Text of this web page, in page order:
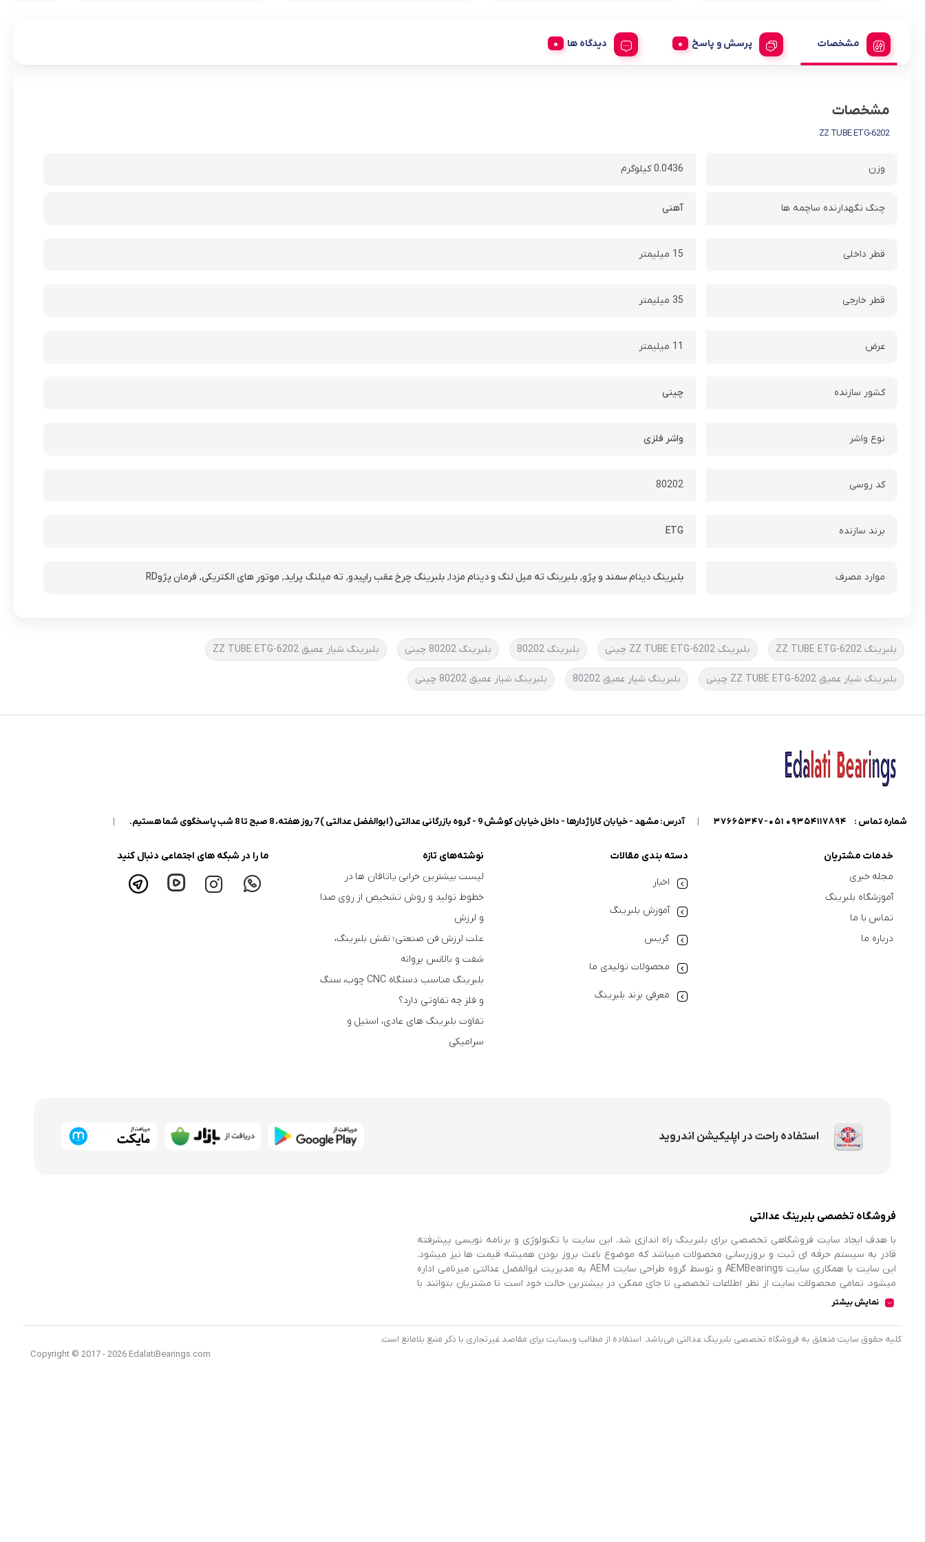
مشخصات پرسش و پاسخ دیدگاه ها
مشخصات
6202-ZZ TUBE ETG
وزن 0.0436 کیلوگرم
چنگ نگهدارنده ساچمه ها آهنی
قطر داخلی 15 میلیمتر
قطر خارجی 35 میلیمتر
عرض 11 میلیمتر
کشور سازنده چینی
نوع واشر واشر فلزی
کد روسی 80202
برند سازنده ETG
موارد مصرف بلبرینگ دینام سمند و پژو,بلبرینگ ته میل لنگ و دینام مزدا,بلبرینگ چرخ عقب راپیدو, ته میلنگ پراید, موتور های الکتریکی, فرمان پژوRD
بلبرینگ 6202-ZZ TUBE ETG بلبرینگ 6202-ZZ TUBE ETG چینی بلبرینگ 80202 بلبرینگ 80202 چینی بلبرینگ شیار عمیق 6202-ZZ TUBE ETG
بلبرینگ شیار عمیق 6202-ZZ TUBE ETG چینی بلبرینگ شیار عمیق 80202 بلبرینگ شیار عمیق 80202 چینی
شماره تماس : 09354117894 051-37665347
| آدرس: مشهد - خیابان گاراژدارها - داخل خیابان کوشش 9 - گروه بازرگانی عدالتی ( ابوالفضل عدالتی ) 7 روز هفته، 8 صبح تا 8 شب پاسخگوی شما هستیم. |
خدمات مشتریان
مجله خبری
آموزشگاه بلبرینگ
تماس با ما
درباره ما
دسته بندی مقالات
اخبار
آموزش بلبرینگ
گریس
محصولات تولیدی ما
معرفی برند بلبرینگ
نوشته‌های تازه
لیست بیشترین خرابی‌ یاتاقان ها در
خطوط تولید و روش تشخیص از روی صدا
و لرزش
علت لرزش فن صنعتی؛ نقش بلبرینگ،
شفت و بالانس پروانه
بلبرینگ مناسب دستگاه CNC چوب، سنگ
و فلز چه تفاوتی دارد؟
تفاوت بلبرینگ های عادی، استیل و
سرامیکی
ما را در شبکه های اجتماعی دنبال کنید
استفاده راحت در اپلیکیشن اندروید
فروشگاه تخصصی بلبرینگ عدالتی
با هدف ایجاد سایت فروشگاهی تخصصی برای بلبرینگ راه اندازی شد. این سایت با تکنولوژی و برنامه نویسی پیشرفته
قادر به سیستم حرفه ای ثبت و بروزرسانی محصولات میباشد که موضوع باعث بروز بودن همیشه قیمت ها نیز میشود.
این سایت با همکاری سایت AEMBearings و توسط گروه طراحی سایت AEM به مدیریت ابوالفضل عدالتی میرنامی اداره
میشود. تمامی محصولات سایت از نظر اطلاعات تخصصی تا جای ممکن در بیشترین حالت خود است تا مشتریان بتوانند با
اطلاعات کامل محصولات را از فروشگاه انتخاب و خریداری نمایند.
نمایش بیشتر
کليه حقوق سايت متعلق به فروشگاه تخصصی بلبرینگ عدالتی می‌باشد. استفاده از مطالب وبسایت برای مقاصد غیرتجاری با ذکر منبع بلامانع است.
Copyright © 2017 - 2026 EdalatiBearings.com